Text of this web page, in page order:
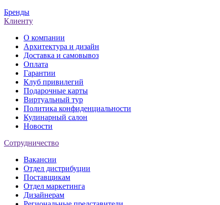
Бренды
Клиенту
О компании
Архитектура и дизайн
Доставка и самовывоз
Оплата
Гарантии
Клуб привилегий
Подарочные карты
Виртуальный тур
Политика конфиденциальности
Кулинарный салон
Новости
Сотрудничество
Вакансии
Отдел дистрибуции
Поставщикам
Отдел маркетинга
Дизайнерам